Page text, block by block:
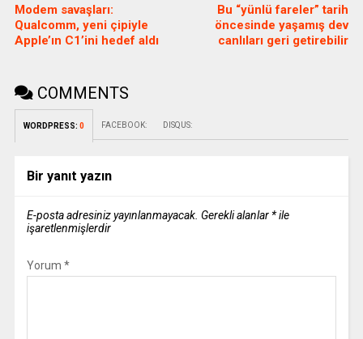
Modem savaşları:
Qualcomm, yeni çipiyle
Apple’ın C1’ini hedef aldı
Bu “yünlü fareler” tarih
öncesinde yaşamış dev
canlıları geri getirebilir
COMMENTS
WORDPRESS: 0 FACEBOOK: DISQUS:
Bir yanıt yazın
E-posta adresiniz yayınlanmayacak. Gerekli alanlar *ile
işaretlenmişlerdir
Yorum *